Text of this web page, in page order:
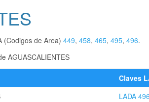
(Codigos de Area) 449, 458, 465, 495, 496.
AGUASCALIENTES
Claves
LADA 496